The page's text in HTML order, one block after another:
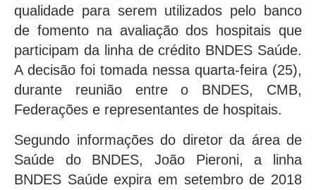
qualidade para serem utilizados pelo banco
de fomento na avaliação dos hospitais que
participam da linha de crédito BNDES Saúde.
A decisão foi tomada nessa quarta-feira (25),
durante reunião entre o BNDES, CMB,
Federações e representantes de hospitais.
Segundo informações do diretor da área de
Saúde do BNDES, João Pieroni, a linha
BNDES Saúde expira em setembro de 2018